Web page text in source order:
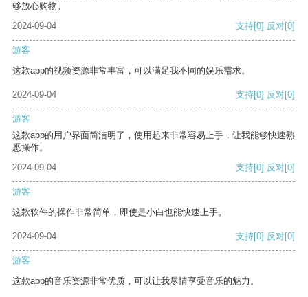
够放心购物。
2024-09-04
支持[0] 反对[0]
游客
这款app的视频资源非常丰富，可以满足我不同的娱乐需求。
2024-09-04 支持[0] 反对[0]
游客
这款app的用户界面简洁明了，使用起来非常容易上手，让我能够快速熟
悉操作。
2024-09-04
支持[0] 反对[0]
游客
这款软件的操作非常简单，即使是小白也能快速上手。
2024-09-04 支持[0] 反对[0]
游客
这款app的音乐资源非常优质，可以让我尽情享受音乐的魅力。